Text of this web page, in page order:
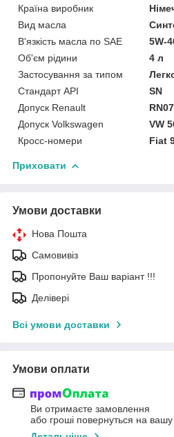
Країна виробник
Вид масла
В'язкість масла по SAE
5W-
Об'єм рідини
4 л
Застосування за типом
Стандарт API
SN
Допуск Renault
Допуск Volkswagen
VW
Кросс-номери
Fiat
Приховати
Умови доставки
Нова Пошта
Самовивіз
Пропонуйте Ваш варіант !!!
Делівері
Всі умови доставки
Умови оплати
Ви отримаєте замовлення
або гроші повернуться на вашу